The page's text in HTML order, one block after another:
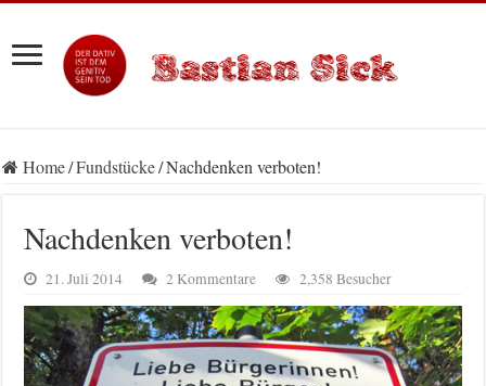
Home/Fundstücke/Nachdenken verboten!
Nachdenken verboten!
21. Juli 2014 2 Kommentare 2,358 Besucher